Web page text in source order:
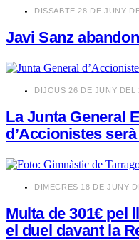
​DISSABTE 28 DE JUNY
Javi Sanz
​DIJOUS 26 DE JUNY DEL
La Junta General
d’Accionistes
​DIMECRES 18 DE JUNY
Multa de 301€ pel
el duel davant la